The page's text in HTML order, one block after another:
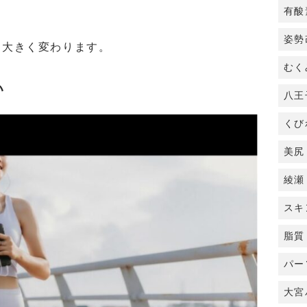
きく変わります。
有
姿
むく
八
く
美尻
綾瀬
ス
脂質
パ
大